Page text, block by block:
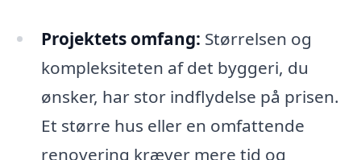
Projektets omfang: Størrelsen og
kompleksiteten af det byggeri, du
ønsker, har stor indflydelse på prisen.
Et større hus eller en omfattende
renovering kræver mere tid og